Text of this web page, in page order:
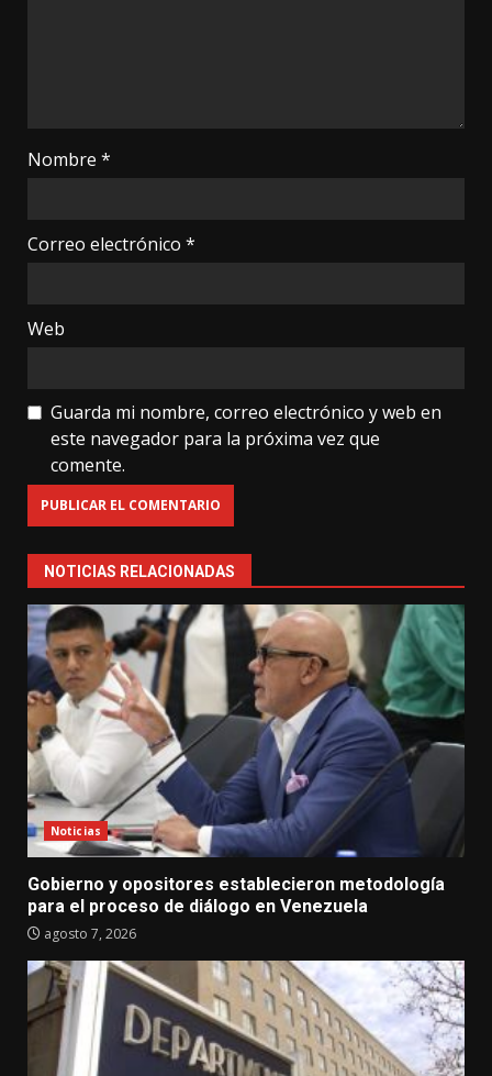
Nombre *
Correo electrónico *
Web
Guarda mi nombre, correo electrónico y web en
este navegador para la próxima vez que
comente.
NOTICIAS RELACIONADAS
Noticias
Gobierno y opositores establecieron metodología
para el proceso de diálogo en Venezuela
agosto 7, 2026